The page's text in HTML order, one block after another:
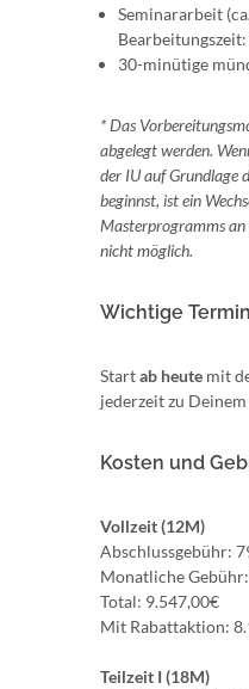
Seminararbeit
30-minütige
* Das
abgelegt werden.
der IU auf Grundlage
beginnst, ist ein
Masterprogramms
nicht möglich.
Wichtige
Startab heute mit
jederzeit zu
Kosten und
Vollzeit (12M)
Abschlussgebühr:
Monatliche
Total: 9.547,00€
Mit Rabattaktion:
Teilzeit I (18M)